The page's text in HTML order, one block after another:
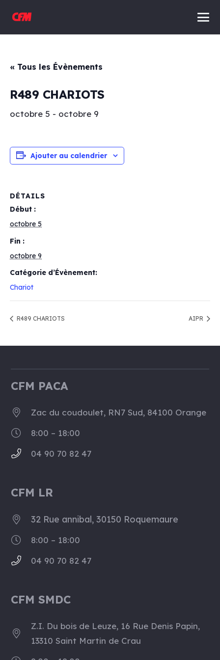
« Tous les Évènements
R489 CHARIOTS
octobre 5 - octobre 9
Ajouter au calendrier
DÉTAILS
Début :
octobre 5
Fin :
octobre 9
Catégorie d’Évènement:
Chariot
R489 CHARIOTS AIPR
CFM PACA
Zac du coudoulet, RN7 Sud, 84100 Orange
8:00 – 18:00
04 90 70 82 47
CFM LR
32 Rue annibal, 30150 Roquemaure
8:00 – 18:00
04 90 70 82 47
CFM SMDC
Z.I. Du bois de Leuze, 16 Rue Denis Papin,
13310 Saint Martin de Crau